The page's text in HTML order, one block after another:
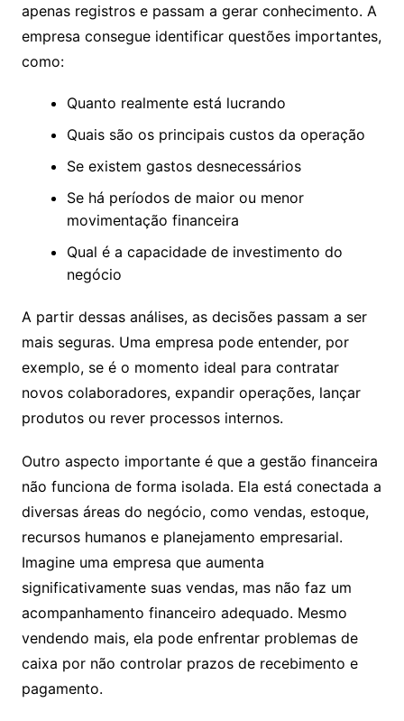
apenas registros e passam a gerar conhecimento. A
empresa consegue identificar questões importantes,
como:
Quanto realmente está lucrando
Quais são os principais custos da operação
Se existem gastos desnecessários
Se há períodos de maior ou menor
movimentação financeira
Qual é a capacidade de investimento do
negócio
A partir dessas análises, as decisões passam a ser
mais seguras. Uma empresa pode entender, por
exemplo, se é o momento ideal para contratar
novos colaboradores, expandir operações, lançar
produtos ou rever processos internos.
Outro aspecto importante é que a gestão financeira
não funciona de forma isolada. Ela está conectada a
diversas áreas do negócio, como vendas, estoque,
recursos humanos e planejamento empresarial.
Imagine uma empresa que aumenta
significativamente suas vendas, mas não faz um
acompanhamento financeiro adequado. Mesmo
vendendo mais, ela pode enfrentar problemas de
caixa por não controlar prazos de recebimento e
pagamento.